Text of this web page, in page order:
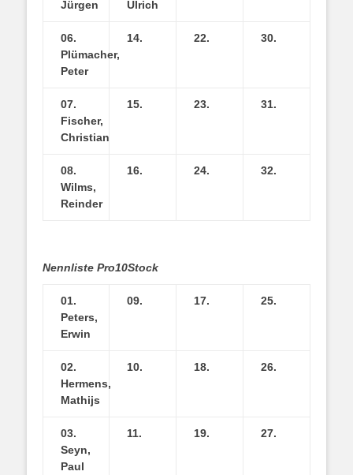
Jürgen
Ulrich
06.
Plümacher,
Peter
14. 22. 30.
07.
Fischer,
Christian
15. 23. 31.
08.
Wilms,
Reinder
16. 24. 32.
Nennliste Pro10Stock
01.
Peters,
Erwin
09. 17. 25.
02.
Hermens,
Mathijs
10. 18. 26.
03.
Seyn,
Paul
11. 19. 27.